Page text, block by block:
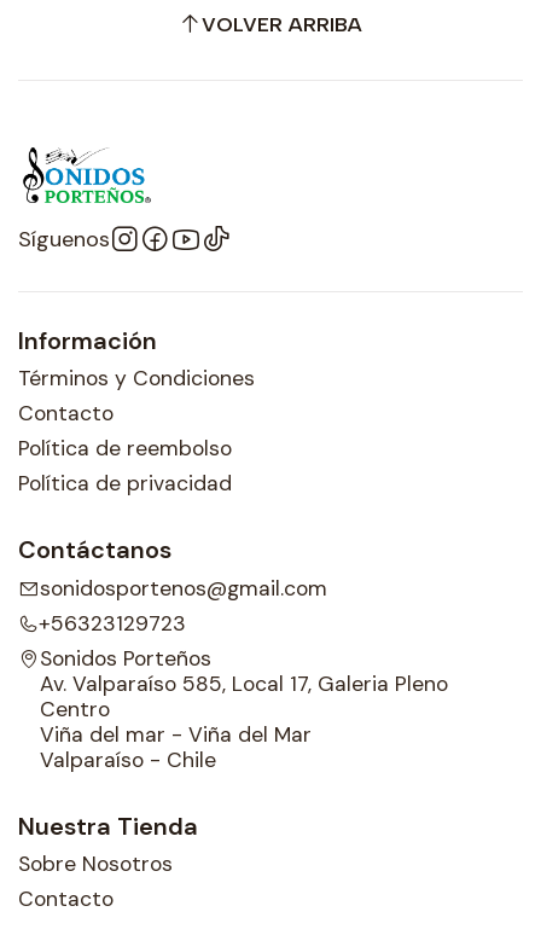
VOLVER ARRIBA
Síguenos
Información
Términos y Condiciones
Contacto
Política de reembolso
Política de privacidad
Contáctanos
sonidosportenos@gmail.com
+56323129723
Sonidos Porteños
Av. Valparaíso 585, Local 17, Galeria Pleno
Centro
Viña del mar - Viña del Mar
Valparaíso - Chile
Nuestra Tienda
Sobre Nosotros
Contacto